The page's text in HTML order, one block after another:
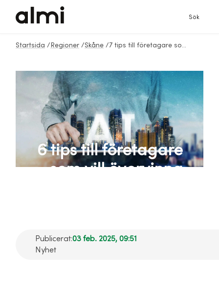
Sök
Startsida / Regioner /Skåne / 7 tips till företagare som vill övervinna sitt AI-motstånd
6 tips till företagare
som vill övervinna
Publicerat:03 feb. 2025, 09:51
Nyhet